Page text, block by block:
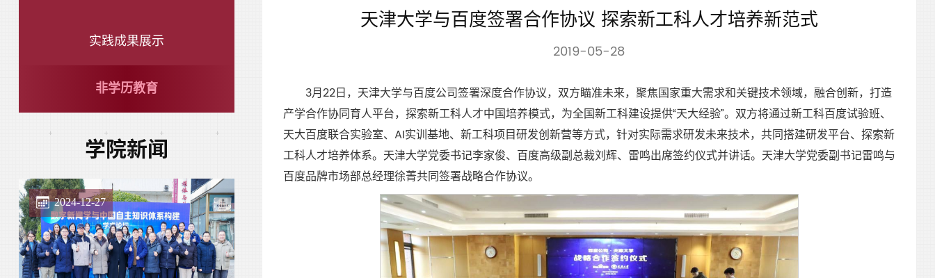
天津大学与百度签署合作协议 探索新工科人才培养新范式
2019-05-28
3月22日，天津大学与百度公司签署深度合作协议，双方瞄准未来，聚焦国家重大需求和关键技术领域，融合创新，打造
产学合作协同育人平台，探索新工科人才中国培养模式，为全国新工科建设提供“天大经验”。双方将通过新工科百度试验班、
天大百度联合实验室、AI实训基地、新工科项目研发创新营等方式，针对实际需求研发未来技术，共同搭建研发平台、探索新
工科人才培养体系。天津大学党委书记李家俊、百度高级副总裁刘辉、雷鸣出席签约仪式并讲话。天津大学党委副书记雷鸣与
百度品牌市场部总经理徐菁共同签署战略合作协议。
实践成果展示
非学历教育
学院新闻
2024-12-27